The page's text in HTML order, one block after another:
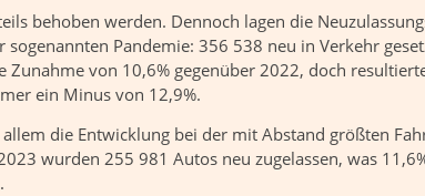
behoben werden. Dennoch lagen die
Pandemie: 356 538 neu in Verkehr
Zunahme von 10,6% gegenüber 2022, doch
ein Minus von 12,9%.
die Entwicklung bei der mit Abstand größten
wurden 255 981 Autos neu zugelassen, was